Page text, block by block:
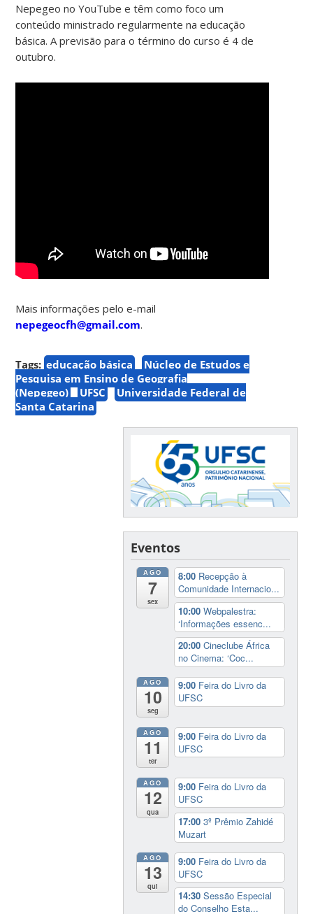
Nepegeo no YouTube e têm como foco um
conteúdo ministrado regularmente na educação
básica. A previsão para o término do curso é 4 de
outubro.
Mais informações pelo e-mail
nepegeocfh@gmail.com.
Tags: educação básica
Núcleo de Estudos e
Pesquisa em Ensino de Geografia
(Nepegeo)
UFSC
Universidade Federal de
Santa Catarina
Eventos
AGO
7
sex
8:00 Recepção à
Comunidade Internacio...
10:00Webpalestra:
‘Informações essenc...
20:00Cineclube África
no Cinema: ‘Coc...
AGO
10
seg
9:00 Feira do Livro da
UFSC
AGO
11
ter
9:00 Feira do Livro da
UFSC
AGO
12
qua
9:00 Feira do Livro da
UFSC
17:003º Prêmio Zahidé
Muzart
AGO
13
qui
9:00 Feira do Livro da
UFSC
14:30Sessão Especial
do Conselho Esta...